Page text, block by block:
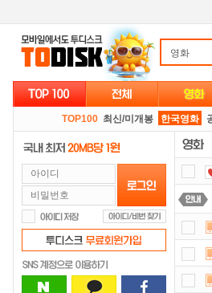
영화
TOP100 최신/미개봉 한국영화